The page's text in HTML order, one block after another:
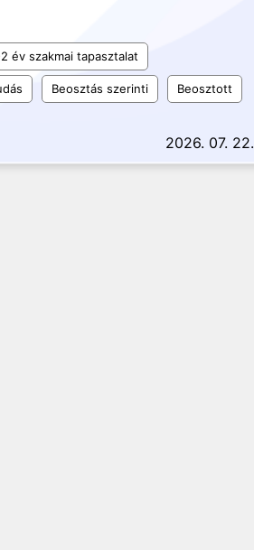
év szakmai tapasztalat
Beosztás szerinti Beosztott
2026. 07. 22.